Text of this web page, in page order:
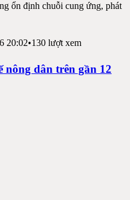
ổn định chuỗi cung ứng, phát
20:02•130 lượt xem
nông dân trên gần 12